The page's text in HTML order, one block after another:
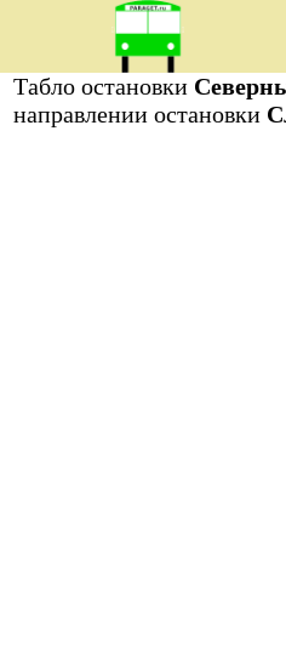
Табло остановки
направлении остановки